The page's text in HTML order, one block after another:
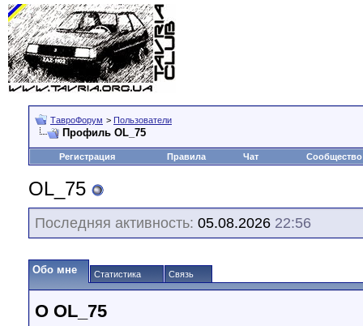
ТавроФорум > Пользователи
Профиль OL_75
Регистрация Правила Чат Сообщество
OL_75
Последняя активность: 05.08.2026 22:56
Обо мне Статистика Связь
О OL_75